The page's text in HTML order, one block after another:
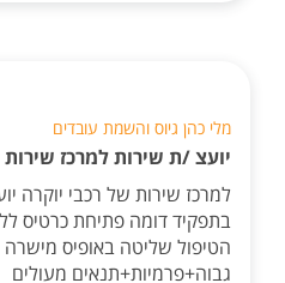
מלי כהן גיוס והשמת עובדים
יועצ /ת שירות למרכז
למרכז שירות של רכבי יוקרה
בתפקיד דומה פתיחת כרטיס
הטיפול שליטה באופיס
גבוה+פרמיות+תנאים מעולים